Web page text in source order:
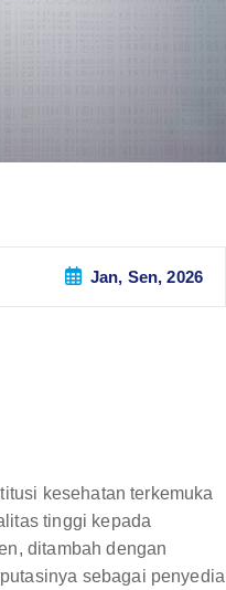
Jan, Sen, 2026
kesehatan terkemuka
tinggi kepada
ditambah dengan
sebagai penyedia